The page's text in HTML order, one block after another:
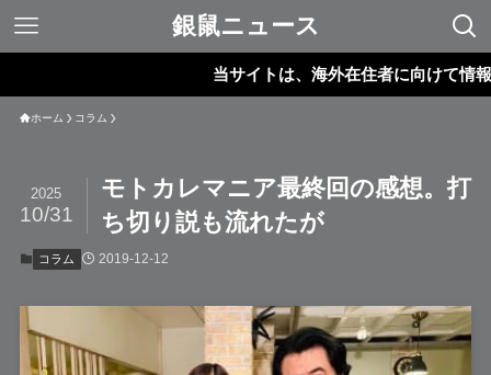
銀鼠ニュース
当サイトは、海外在住者に向けて情報を発
ホーム コラム
モトカレマニア最終回の感想。打
ち切り説も流れたが
2025
10/31
コラム 2019-12-12